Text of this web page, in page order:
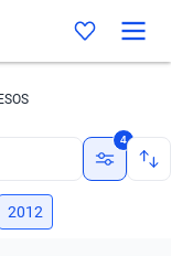
4
2012